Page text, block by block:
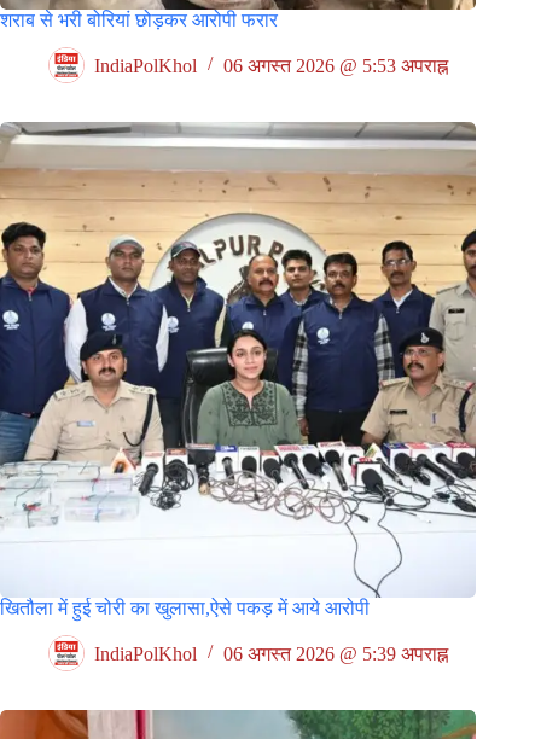
शराब से भरी बोरियां छोड़कर आरोपी फरार
IndiaPolKhol 06 अगस्त 2026 @ 5:53 अपराह्न
खितौला में हुई चोरी का खुलासा,ऐसे पकड़ में आये आरोपी
IndiaPolKhol 06 अगस्त 2026 @ 5:39 अपराह्न